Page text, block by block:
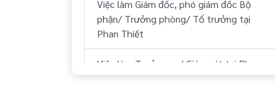
Việc làm Giám đốc, phó giám đốc Bộ
phận/ Trưởng phòng/ Tổ trưởng tại
Phan Thiết
Việc làm Trưởng ca/ Giám sát tại Phan